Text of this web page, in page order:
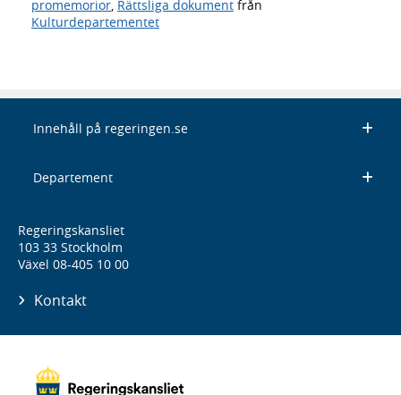
promemorior Rättsliga dokument från
Kulturdepartementet
Innehåll på regeringen.se
Departement
Regeringskansliet
103 33 Stockholm
Växel 08-405 10 00
Kontakt